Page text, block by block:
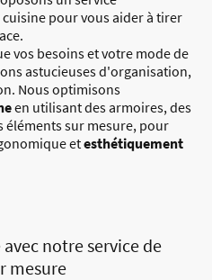
pour vous aider à tirer
vos besoins et votre mode de
astucieuses d'organisation,
Nous optimisons
en utilisant des armoires, des
éléments sur mesure, pour
etesthétiquement
notre service de
mesure